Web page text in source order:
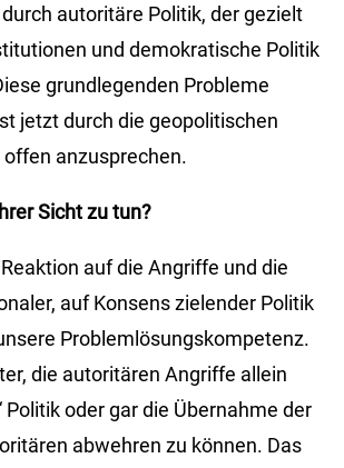
autoritäre Politik, der gezielt
und demokratische Politik
grundlegenden Probleme
jetzt durch die geopolitischen
anzusprechen.
Sicht zu tun?
auf die Angriffe und die
auf Konsens zielender Politik
Problemlösungskompetenz.
die autoritären Angriffe allein
Politik oder gar die Übernahme der
abwehren zu können. Das